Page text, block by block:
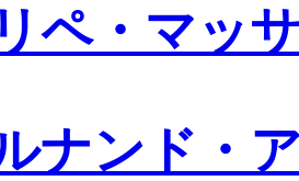
ペ・マッ
ナンド・